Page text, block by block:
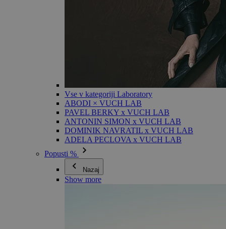
Vse v kategoriji Laboratory
ABODI × VUCH LAB
PAVEL BERKY x VUCH LAB
ANTONIN SIMON x VUCH LAB
DOMINIK NAVRATIL x VUCH LAB
ADELA PECLOVA x VUCH LAB
Popusti %
Nazaj
Show more